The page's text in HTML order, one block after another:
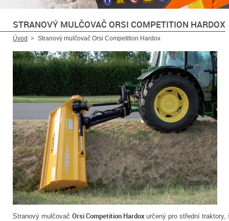
STRANOVÝ MULČOVAČ ORSI COMPETITION HARDOX
Úvod Stranový mulčovač Orsi Competition Hardox
Stranový mulčovač Orsi Competition Hardox určený pro střední traktory,